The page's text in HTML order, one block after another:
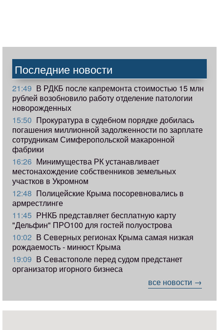
Последние новости
21:49 В РДКБ после капремонта стоимостью 15 млн
рублей возобновило работу отделение патологии
новорожденных
15:50 Прокуратура в судебном порядке добилась
погашения миллионной задолженности по зарплате
сотрудникам Симферопольской макаронной
фабрики
16:26 Минимущества РК устанавливает
местонахождение собственников земельных
участков в Укромном
12:48 Полицейские Крыма посоревновались в
армрестлинге
11:45 РНКБ представляет бесплатную карту
"Дельфин" ПРО100 для гостей полуострова
10:02 В Северных регионах Крыма самая низкая
рождаемость - минюст Крыма
19:09 В Севастополе перед судом предстанет
организатор игорного бизнеса
все новости →